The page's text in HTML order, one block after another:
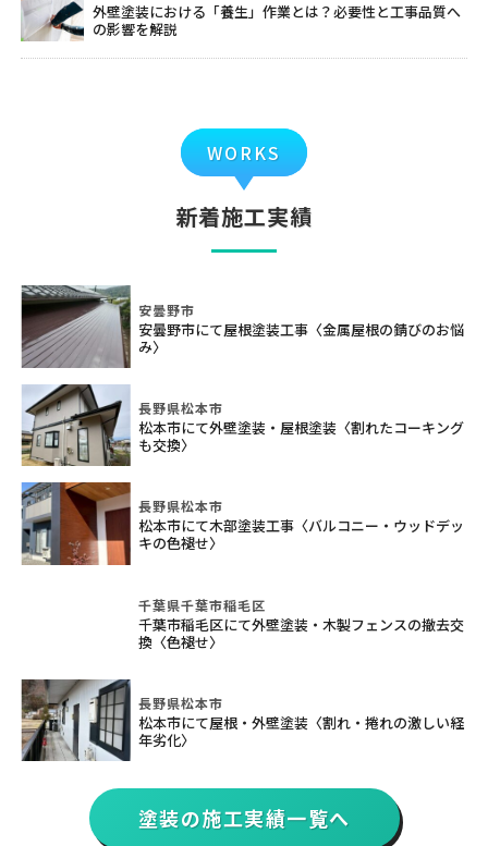
外壁塗装における「養生」作業とは？必要性と工事品質へ
の影響を解説
WORKS
新着施工実績
安曇野市
安曇野市にて屋根塗装工事〈金属屋根の錆びのお悩
み〉
長野県松本市
松本市にて外壁塗装・屋根塗装〈割れたコーキング
も交換〉
長野県松本市
松本市にて木部塗装工事〈バルコニー・ウッドデッ
キの色褪せ〉
千葉県千葉市稲毛区
千葉市稲毛区にて外壁塗装・木製フェンスの撤去交
換〈色褪せ〉
長野県松本市
松本市にて屋根・外壁塗装〈割れ・捲れの激しい経
年劣化〉
塗装の施工実績一覧へ